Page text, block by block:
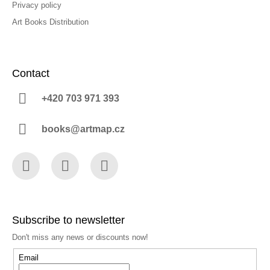
Privacy policy
Art Books Distribution
Contact
+420 703 971 393
books@artmap.cz
Subscribe to newsletter
Don't miss any news or discounts now!
Email